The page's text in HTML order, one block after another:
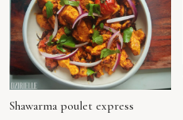
Shawarma poulet express